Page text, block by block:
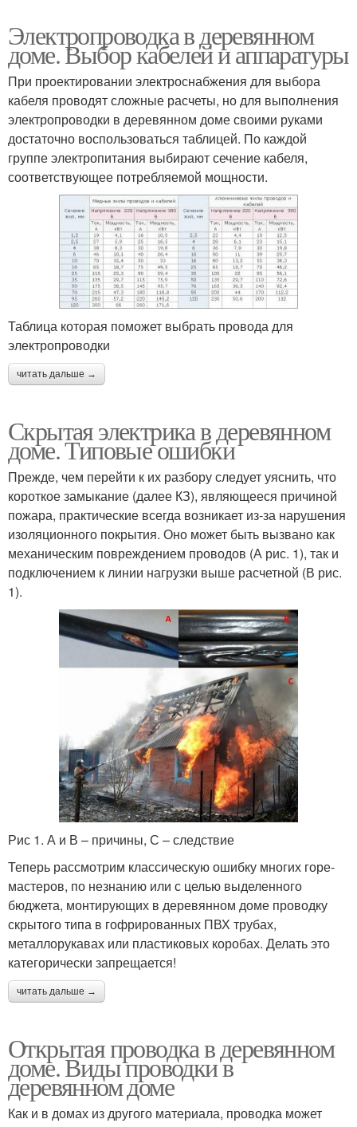
Электропроводка в деревянном
доме. Выбор кабелей и аппаратуры
При проектировании электроснабжения для выбора
кабеля проводят сложные расчеты, но для выполнения
электропроводки в деревянном доме своими руками
достаточно воспользоваться таблицей. По каждой
группе электропитания выбирают сечение кабеля,
соответствующее потребляемой мощности.
Таблица которая поможет выбрать провода для
электропроводки
читать дальше →
Скрытая электрика в деревянном
доме. Типовые ошибки
Прежде, чем перейти к их разбору следует уяснить, что
короткое замыкание (далее КЗ), являющееся причиной
пожара, практические всегда возникает из-за нарушения
изоляционного покрытия. Оно может быть вызвано как
механическим повреждением проводов (А рис. 1), так и
подключением к линии нагрузки выше расчетной (В рис.
1).
Рис 1. А и В – причины, С – следствие
Теперь рассмотрим классическую ошибку многих горе-
мастеров, по незнанию или с целью выделенного
бюджета, монтирующих в деревянном доме проводку
скрытого типа в гофрированных ПВХ трубах,
металлорукавах или пластиковых коробах. Делать это
категорически запрещается!
читать дальше →
Открытая проводка в деревянном
доме. Виды проводки в
деревянном доме
Как и в домах из другого материала, проводка может